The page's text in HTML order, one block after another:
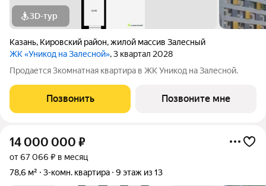
3D-тур
Казань, Кировский район,жилой массив Залесный
ЖК «Уникод на Залесной», 3 квартал 2028
Продается 3комнатная квартира в ЖК Уникод на Залесной.
Позвонить Позвоните мне
14 000 000 ₽
от 67 066 ₽ в месяц
78,6 м²
3-комн. квартира 9 этаж из 13